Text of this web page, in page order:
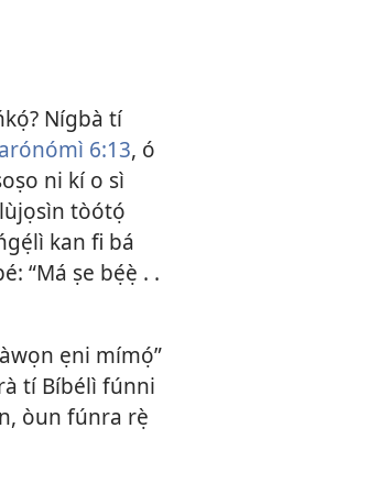
Nígbà tí
6:13, ó
ni kí o sì
tòótọ́
kan fi bá
“Má ṣe bẹ́ẹ̀ . .
ẹni mímọ́”
tí Bíbélì fúnni
òun fúnra rẹ̀